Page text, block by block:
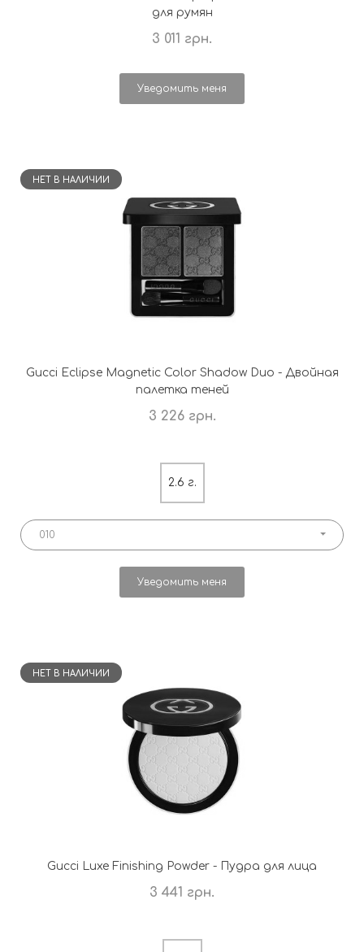
для румян
3 011 грн.
Уведомить меня
НЕТ В НАЛИЧИИ
Gucci Eclipse Magnetic Color Shadow Duo - Двойная
палетка теней
3 226 грн.
2.6 г.
010
Уведомить меня
НЕТ В НАЛИЧИИ
Gucci Luxe Finishing Powder - Пудра для лица
3 441 грн.